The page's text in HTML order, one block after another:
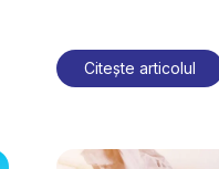
Citește articolul